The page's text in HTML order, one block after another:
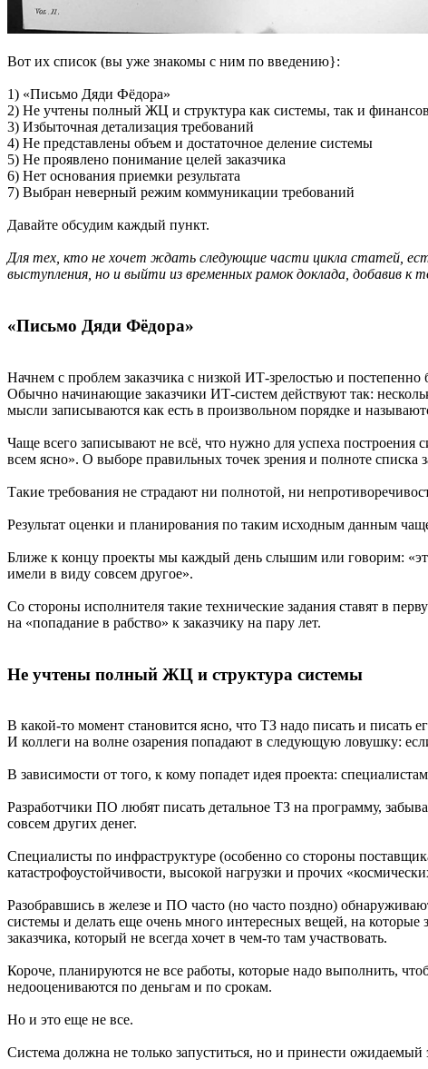
Вот их список (вы уже знакомы с ним по введению}:
1) «Письмо Дяди Фёдора»
2) Не учтены полный ЖЦ и структура как системы, так и
3) Избыточная детализация требований
4) Не представлены объем и достаточное деление системы
5) Не проявлено понимание целей заказчика
6) Нет основания приемки результата
7) Выбран неверный режим коммуникации требований
Давайте обсудим каждый пункт.
Для тех, кто не хочет ждать следующие части цикла статей,
выступления, но и выйти из временных рамок доклада, добавив к
«Письмо Дяди Фёдора»
Начнем с проблем заказчика с низкой ИТ-зрелостью и постепенно
Обычно начинающие заказчики ИТ-систем действуют так:
мысли записываются как есть в произвольном порядке и
Чаще всего записывают не всё, что нужно для успеха построения
всем ясно». О выборе правильных точек зрения и полноте списка
Такие требования не страдают ни полнотой, ни
Результат оценки и планирования по таким исходным данным
Ближе к концу проекты мы каждый день слышим или говорим:
имели в виду совсем другое».
Со стороны исполнителя такие технические задания ставят в
на «попадание в рабство» к заказчику на пару лет.
Не учтены полный ЖЦ и структура системы
В какой-то момент становится ясно, что ТЗ надо писать и писать
И коллеги на волне озарения попадают в следующую ловушку:
В зависимости от того, к кому попадет идея проекта:
Разработчики ПО любят писать детальное ТЗ на программу,
совсем других денег.
Специалисты по инфраструктуре (особенно со стороны
катастрофоустойчивости, высокой нагрузки и прочих
Разобравшись в железе и ПО часто (но часто поздно)
системы и делать еще очень много интересных вещей, на которые
заказчика, который не всегда хочет в чем-то там участвовать.
Короче, планируются не все работы, которые надо выполнить,
недооцениваются по деньгам и по срокам.
Но и это еще не все.
Система должна не только запуститься, но и принести